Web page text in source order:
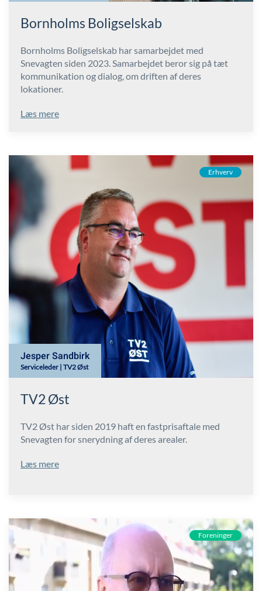
Bornholms Boligselskab
Bornholms Boligselskab har samarbejdet med
Snevagten siden 2023. Samarbejdet beror sig på tæt
kommunikation og dialog, om driften af deres
lokationer.
Læs mere
Erhverv
Jesper Sandbirk
Serviceleder | TV2 Øst
TV2 Øst
TV2 Øst har siden 2019 haft en fastprisaftale med
Snevagten for snerydning af deres arealer.
Læs mere
Foreninger